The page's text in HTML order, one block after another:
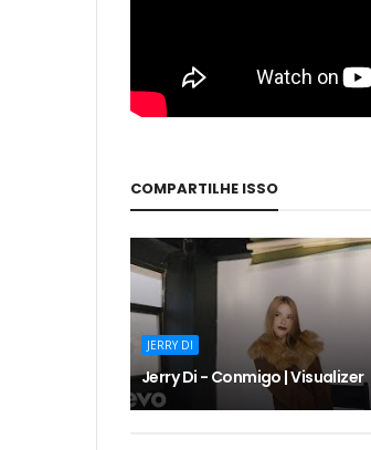
COMPARTILHE ISSO
JERRY DI
Jerry Di - Conmigo | Visualizer